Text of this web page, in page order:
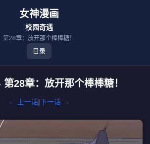
女神漫画
校园奇遇
第28章：放开那个棒棒糖！
目录
28章：放开那个棒棒糖！
← 上一话|下一话 →